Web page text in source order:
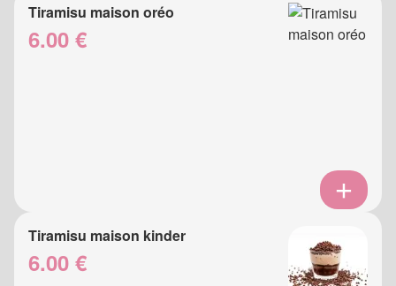
Tiramisu maison oréo
6.00 €
Tiramisu maison kinder
6.00 €